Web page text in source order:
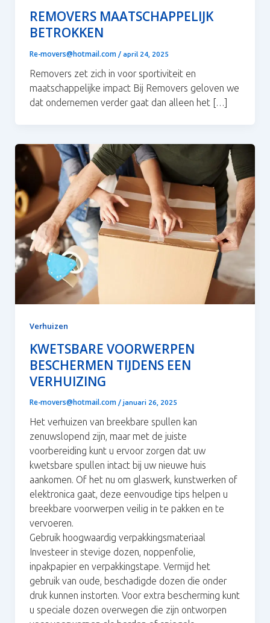
REMOVERS MAATSCHAPPELIJK
BETROKKEN
Re-movers@hotmail.com / april 24, 2025
Removers zet zich in voor sportiviteit en
maatschappelijke impact Bij Removers geloven we
dat ondernemen verder gaat dan alleen het […]
Verhuizen
KWETSBARE VOORWERPEN
BESCHERMEN TIJDENS EEN
VERHUIZING
Re-movers@hotmail.com / januari 26, 2025
Het verhuizen van breekbare spullen kan
zenuwslopend zijn, maar met de juiste
voorbereiding kunt u ervoor zorgen dat uw
kwetsbare spullen intact bij uw nieuwe huis
aankomen. Of het nu om glaswerk, kunstwerken of
elektronica gaat, deze eenvoudige tips helpen u
breekbare voorwerpen veilig in te pakken en te
vervoeren.
Gebruik hoogwaardig verpakkingsmateriaal
Investeer in stevige dozen, noppenfolie,
inpakpapier en verpakkingstape. Vermijd het
gebruik van oude, beschadigde dozen die onder
druk kunnen instorten. Voor extra bescherming kunt
u speciale dozen overwegen die zijn ontworpen